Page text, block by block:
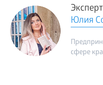
Юлия
сфере